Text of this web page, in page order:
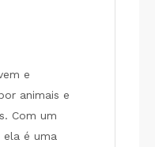
e
animais e
Com um
ela é uma